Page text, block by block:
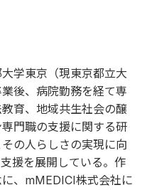
学東京（現東京都立大
後、病院勤務を経て専
育、地域共生社会の醸
門職の支援に関する研
の人らしさの実現に向
援を展開している。作
、mMEDICI株式会社に